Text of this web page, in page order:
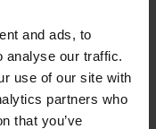
and ads, to
analyse our traffic.
use of our site with
partners who
that you’ve
4,8
kojicí košilka Plisa
Původní cena
999 Kč